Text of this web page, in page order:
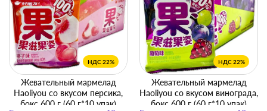
НДС 22%
Жевательный мармелад
Haoliyou со вкусом персика,
бокс 600 г (60 г*10 упак)
НДС 22%
Жевательный мармелад
Haoliyou со вкусом винограда,
бокс 600 г (60 г*10 упак)